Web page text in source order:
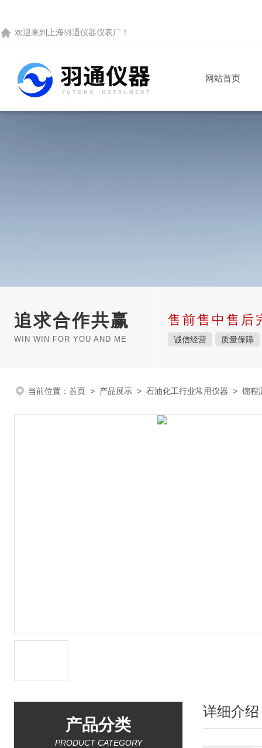
欢迎来到 上海羽通仪器仪表厂 ！
网站首页
追求合作共赢
WIN WIN FOR YOU AND ME
售前售中售后
诚信经营 质量保障
当前位置： 首页 > 产品展示 > 石油化工行业常用仪器 > 馏程
产品分类
PRODUCT CATEGORY
详细介绍